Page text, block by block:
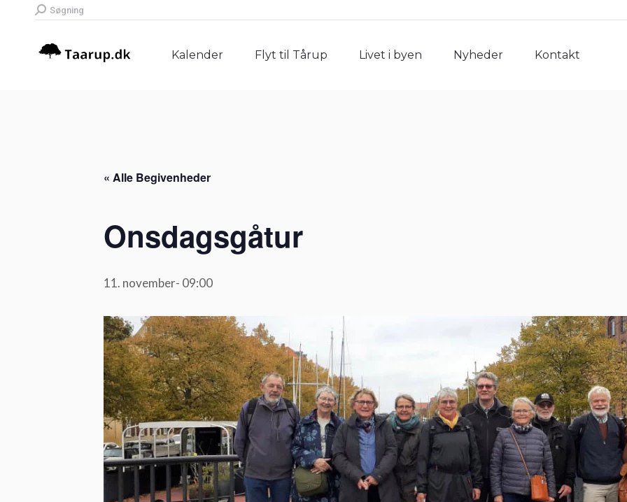
Search:
Søgning
Kalender Flyt til Tårup Livet i byen Nyheder Kontakt
« Alle Begivenheder
Onsdagsgåtur
11. november- 09:00
Kalender Flyt til Tårup Livet i byen Nyheder Kontakt